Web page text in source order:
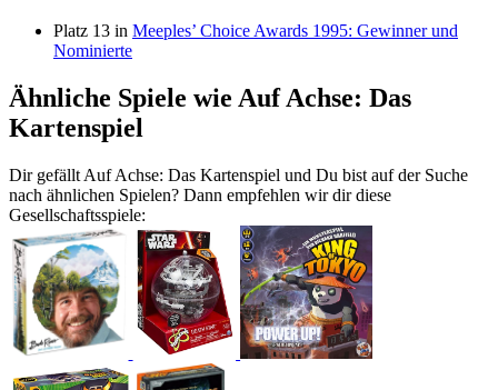
Platz 13 in Meeples’ Choice Awards 1995: Gewinner und
Nominierte
Ähnliche Spiele wie Auf Achse: Das
Kartenspiel
Dir gefällt Auf Achse: Das Kartenspiel und Du bist auf der Suche
nach ähnlichen Spielen? Dann empfehlen wir dir diese
Gesellschaftsspiele: